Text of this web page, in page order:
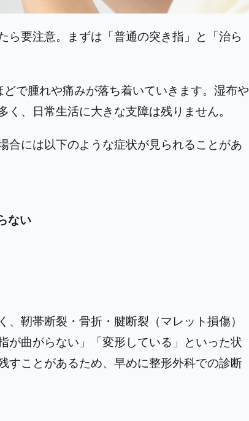
ら要注意。まずは「普通の突き指」と「治ら
で腫れや痛みが落ち着いていきます。湿布や
、日常生活に大きな支障は残りません。
合には以下のような症状が見られることがあ
ない
靭帯断裂・骨折・腱断裂（マレット損傷）
が曲がらない」「変形している」といった状
すことがあるため、早めに整形外科での診断